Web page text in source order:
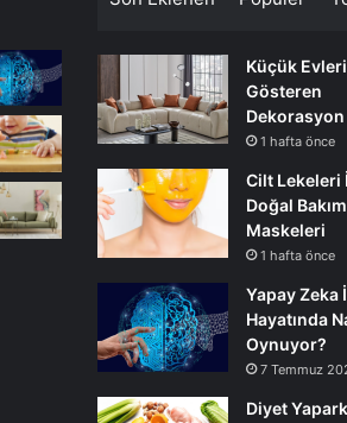
Küçük
Gösteren
1 hafta önce
Cilt Lekeleri
Doğal Bakım
Maskeleri
1 hafta önce
Yapay Zeka
Hayatında
Oynuyor?
7 Temmuz
Diyet